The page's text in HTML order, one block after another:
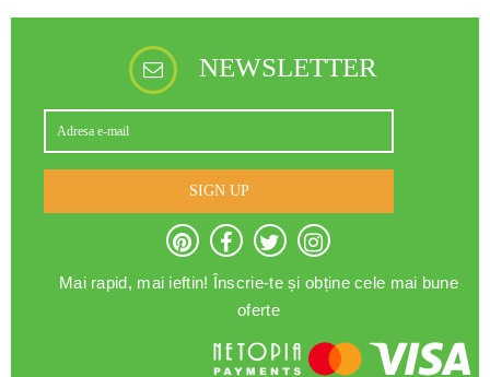
NEWSLETTER
SIGN UP
Mai rapid, mai ieftin! Înscrie-te și obține cele mai bune
oferte